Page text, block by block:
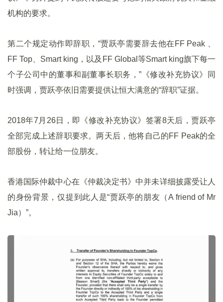
机构的要求。
第二个规定动作即辞职，“贾跃亭需要辞去他在FF Peak 、
FF Top、Smart king，以及FF Global等Smart king旗下每一
个子公司中的董事和副董事长职务，”《修改补充协议》同
时强调，贾跃亭依旧需要提供让恒大满意的“辞职”证据。
2018年7月26日，即《修改补充协议》签署8天后，贾跃亭
全部完成上述辞职要求。两天后，他将自己的FF Peak的全
部股份，转让给一位朋友。
香港国际仲裁中心在《仲裁决定书》中并未详细披露受让人
的身份背景，仅提到此人是“贾跃亭的朋友（A friend of Mr
Jia）”。